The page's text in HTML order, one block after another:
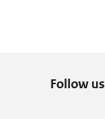
Follow us